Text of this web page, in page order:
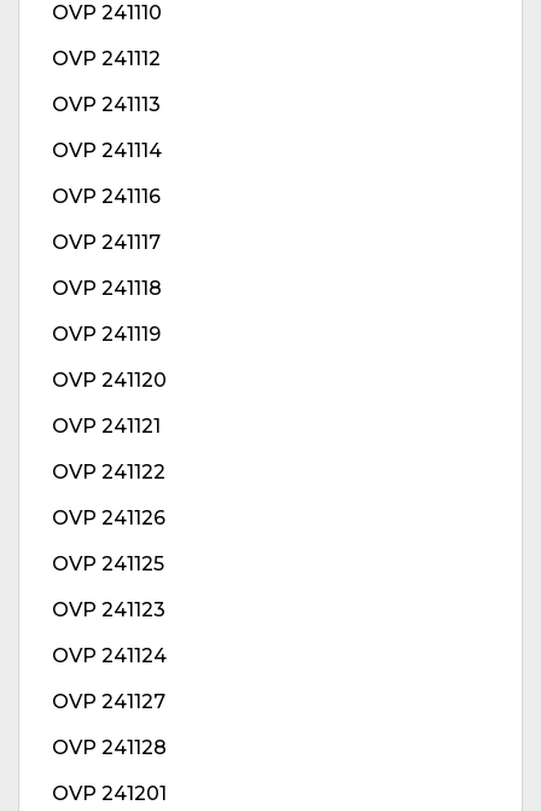
OVP 241110
OVP 241112
OVP 241113
OVP 241114
OVP 241116
OVP 241117
OVP 241118
OVP 241119
OVP 241120
OVP 241121
OVP 241122
OVP 241126
OVP 241125
OVP 241123
OVP 241124
OVP 241127
OVP 241128
OVP 241201